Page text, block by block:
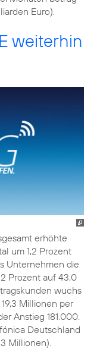
Euro).
weiterhin
erhöhte
um 1,2 Prozent
Unternehmen die
Prozent auf 43,0
wuchs
Millionen per
Anstieg 181.000.
Deutschland
Millionen).